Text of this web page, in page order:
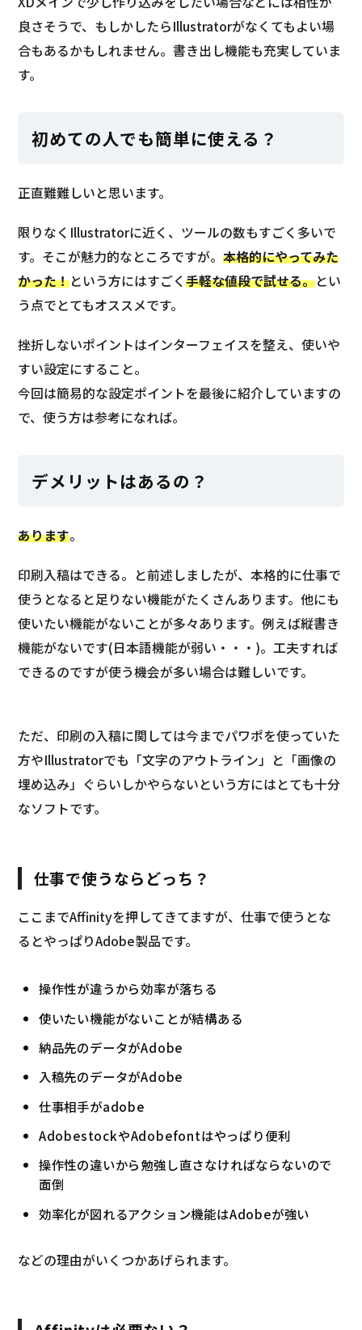
良さそうで、もしかしたらIllustratorがなくてもよい場
合もあるかもしれません。書き出し機能も充実していま
す。
初めての人でも簡単に使える？
正直難難しいと思います。
限りなくIllustratorに近く、ツールの数もすごく多いで
す。そこが魅力的なところですが。本格的にやってみた
かった！という方にはすごく手軽な値段で試せる。とい
う点でとてもオススメです。
挫折しないポイントはインターフェイスを整え、使いや
すい設定にすること。
今回は簡易的な設定ポイントを最後に紹介していますの
で、使う方は参考になれば。
デメリットはあるの？
あります。
印刷入稿はできる。と前述しましたが、本格的に仕事で
使うとなると足りない機能がたくさんあります。他にも
使いたい機能がないことが多々あります。例えば縦書き
機能がないです(日本語機能が弱い・・・)。工夫すれば
できるのですが使う機会が多い場合は難しいです。
ただ、印刷の入稿に関しては今までパワポを使っていた
方やIllustratorでも「文字のアウトライン」と「画像の
埋め込み」ぐらいしかやらないという方にはとても十分
なソフトです。
仕事で使うならどっち？
ここまでAffinityを押してきてますが、仕事で使うとな
るとやっぱりAdobe製品です。
操作性が違うから効率が落ちる
使いたい機能がないことが結構ある
納品先のデータがAdobe
入稿先のデータがAdobe
仕事相手がadobe
AdobestockやAdobefontはやっぱり便利
操作性の違いから勉強し直さなければならないので
面倒
効率化が図れるアクション機能はAdobeが強い
などの理由がいくつかあげられます。